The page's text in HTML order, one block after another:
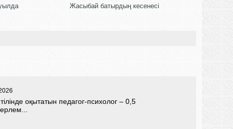
Жасыбай батырдың кесенесі
тілінде оқытатын педагог-психолог – 0,5